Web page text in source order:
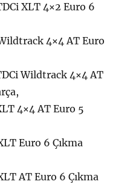
XLT 4×2 Euro 6
4×4 AT Euro
Wildtrack 4×4 AT
4×4 AT Euro 5
Euro 6 Çıkma
AT Euro 6 Çıkma